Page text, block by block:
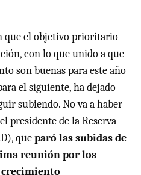
que el objetivo prioritario
con lo que unido a que
son buenas para este año
el siguiente, ha dejado
subiendo. No va a haber
presidente de la Reserva
queparó las subidas de
reunión por los
crecimiento